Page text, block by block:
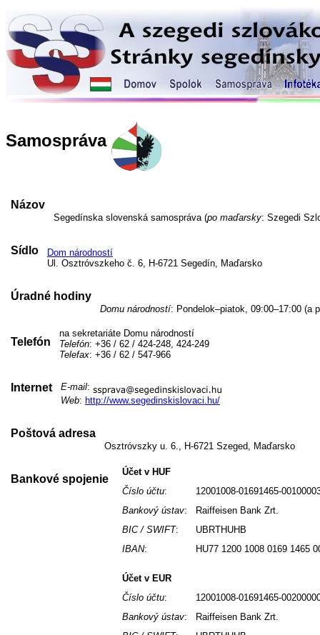
Samospráva
Názov
Segedínska slovenská samospráva (po maďarsky: Szegedi
Sídlo
Dom národností
Ul. Osztróvszkeho č. 6, H-6721 Segedín, Maďarsko
Úradné hodiny
Domu národností: Pondelok–piatok, 09:00–17:00 (a
Telefón
na sekretariáte Domu národností
Telefón: +36 / 62 / 424-248, 424-249
Telefax: +36 / 62 / 547-966
Internet E-mail:
Web: http://www.segedinskislovaci.hu/
Poštová adresa
Osztróvszky u. 6., H-6721 Szeged, Maďarsko
Bankové spojenie
Účet v HUF
Číslo účtu:
12001008-01691465-
Bankový ústav:
Raiffeisen Bank Zrt.
BIC / SWIFT:
UBRTHUHB
IBAN: HU77 1200 1008 0169 1465
Účet v EUR
Číslo účtu:
12001008-01691465-
Bankový ústav:
Raiffeisen Bank Zrt.